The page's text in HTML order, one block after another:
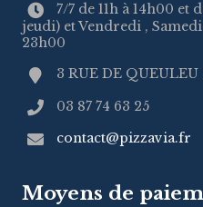
7/7 de 11h à 14h00 et
jeudi) et Vendredi ,
23h00
3 RUE DE
03 87 74 63 25
contact@pizzavia.fr
Moyens de